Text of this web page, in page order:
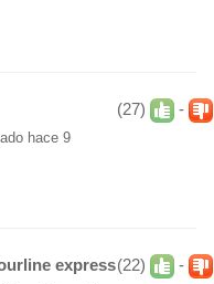
(27) -
hace 9
(22) -
express